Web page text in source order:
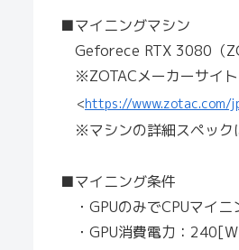
■マイニングマシン
Geforece RTX 3080
※ZOTACメーカーサイト
<https://
※マシンの詳細スペック
■マイニング条件
・GPUのみでCPUマイニ
・GPU消費電力：